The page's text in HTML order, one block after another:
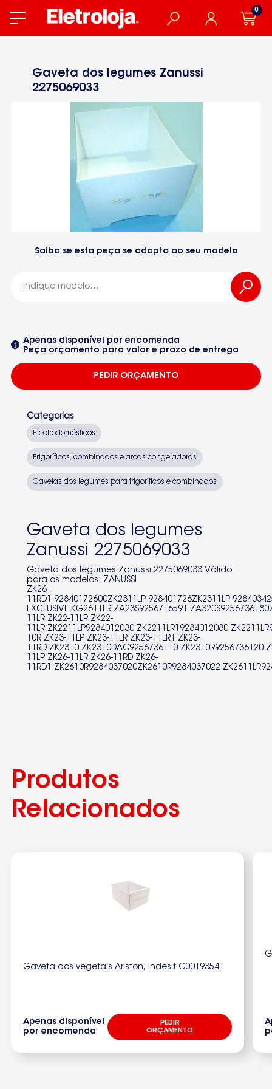
0
Gaveta dos legumes Zanussi
2275069033
Saiba se esta peça se adapta ao seu modelo
-2275069033
928401726ZK2311LP
92840342500ZK2611LR
EXCLUSIVE
ZA23S9256716591
ZA32N9256716062
ZA32N9256716600
ZA32N9256716601
ZA32S9256716040
ZA32S9256716681
ZA32S9256716910
ZA32Y9256716611
ZA39S9256717090ZFK26-11LR
ZK22-11LP
Seleccione um dos equipamentos da lista
Apenas disponível por encomenda
Peça orçamento para valor e prazo de entrega
PEDIR ORÇAMENTO
Categorias
Electrodomésticos
Frigoríficos, combinados e arcas congeladoras
Gavetas dos legumes para frigoríficos e combinados
Gaveta dos legumes
Zanussi 2275069033
Gaveta dos legumes Zanussi 2275069033 Válido
para os modelos: ZANUSSI
ZK26-
11RD1 92840172600ZK2311LP 928401726ZK2311LP
EXCLUSIVE KG2611LR ZA23S9256716591
11LR ZK22-11LP ZK22-
11LR ZK2211LP9284012030 ZK2211LR19284012080
10R ZK23-11LP ZK23-11LR ZK23-11LR1 ZK23-
11RD ZK2310 ZK2310DAC9256736110
11LP ZK26-11LR ZK26-11RD ZK26-
11RD1 ZK2610R9284037020ZK2610R9284037022
Produtos
Relacionados
Gaveta dos vegetais Ariston, Indesit C00193541
Apenas disponível
por encomenda
PEDIR
ORÇAMENTO